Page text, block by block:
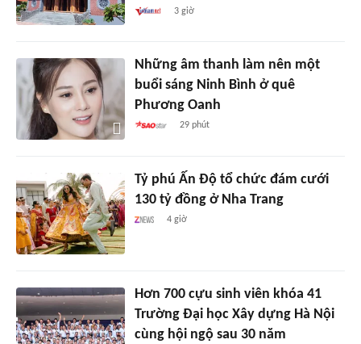
3 giờ
Những âm thanh làm nên một
buổi sáng Ninh Bình ở quê
Phương Oanh
29 phút
Tỷ phú Ấn Độ tổ chức đám cưới
130 tỷ đồng ở Nha Trang
4 giờ
Hơn 700 cựu sinh viên khóa 41
Trường Đại học Xây dựng Hà Nội
cùng hội ngộ sau 30 năm